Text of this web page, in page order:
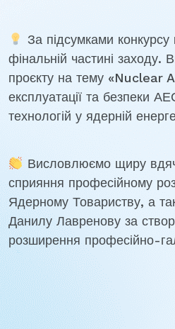
За підсумками
фінальній частині заходу.
проєкту на тему «Nuclear
експлуатації та безпеки
технологій у ядерній
Висловлюємо щиру
сприяння професійному
Ядерному Товариству, а
Данилу Лавренову за
розширення професійно-